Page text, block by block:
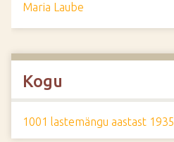
Maria Laube
Kogu
1001 lastemängu aastast 1935